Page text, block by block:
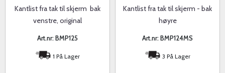
Kantlist fra tak til skjerm  bak
venstre, original
Art.nr: BMP125
1 På Lager
Kantlist fra tak til skjerm - bak
høyre
Art.nr: BMP124MS
3 På Lager